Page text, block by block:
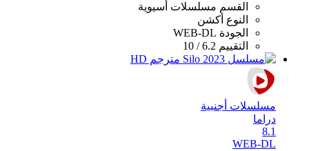
القسم مسلسلات أسيوية
النوع أكشن
الجودة WEB-DL
التقييم 6.2 / 10
مسلسلات أجنبية
دراما
8.1
WEB-DL